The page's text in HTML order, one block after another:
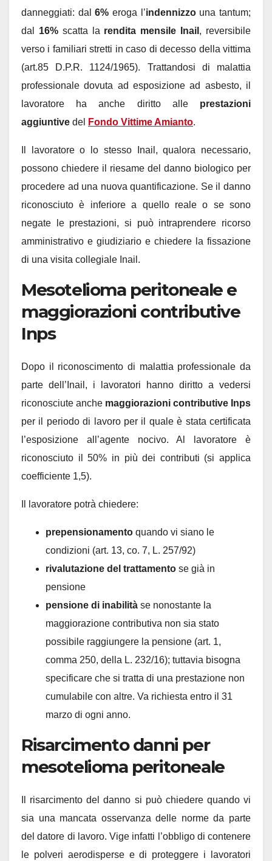
danneggiati: dal6% eroga l’indennizzouna tantum;
dal 16%scatta la rendita mensile Inail , reversibile
verso i familiari stretti in caso di decesso della vittima
(art.85 D.P.R. 1124/1965). Trattandosi di malattia
professionale dovuta ad esposizione ad asbesto, il
lavoratore ha anche diritto alle prestazioni
aggiuntive del Fondo Vittime Amianto.
Il lavoratore o lo stesso Inail, qualora necessario,
possono chiedere il riesame del danno biologico per
procedere ad una nuova quantificazione. Se il danno
riconosciuto è inferiore a quello reale o se sono
negate le prestazioni, si può intraprendere ricorso
amministrativo e giudiziario e chiedere la fissazione
di una visita collegiale Inail.
Mesotelioma peritoneale e
maggiorazioni contributive
Inps
Dopo il riconoscimento di malattia professionale da
parte dell’Inail, i lavoratori hanno diritto a vedersi
riconosciute anche maggiorazioni contributive Inps
per il periodo di lavoro per il quale è stata certificata
l’esposizione all’agente nocivo. Al lavoratore è
riconosciuto il 50% in più dei contributi (si applica
coefficiente 1,5).
Il lavoratore potrà chiedere:
prepensionamento quando vi siano le
condizioni (art. 13, co. 7, L. 257/92)
rivalutazione del trattamento se già in
pensione
pensione di inabilità se nonostante la
maggiorazione contributiva non sia stato
possibile raggiungere la pensione (art. 1,
comma 250, della L. 232/16); tuttavia bisogna
specificare che si tratta di una prestazione non
cumulabile con altre. Va richiesta entro il 31
marzo di ogni anno.
Risarcimento danni per
mesotelioma peritoneale
Il risarcimento del danno si può chiedere quando vi
sia una mancata osservanza delle norme da parte
del datore di lavoro. Vige infatti l’obbligo di contenere
le polveri aerodisperse e di proteggere i lavoratori